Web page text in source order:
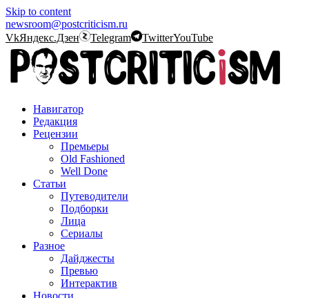
Skip to content
newsroom@postcriticism.ru
VkЯндекс.Дзен Telegram TwitterYouTube
Навигатор
Редакция
Рецензии
Премьеры
Old Fashioned
Well Done
Статьи
Путеводители
Подборки
Лица
Сериалы
Разное
Дайджесты
Превью
Интерактив
Новости